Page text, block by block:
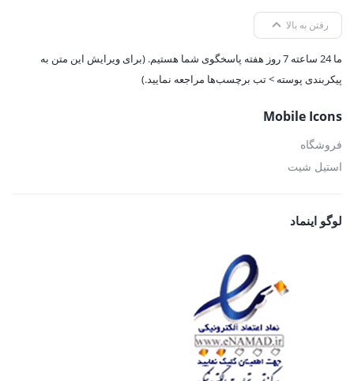
رفتن به بالا
ما 24 ساعته 7 روز هفته پاسخگوی شما هستیم. (برای ویرایش این متن به
پیکربندی پوسته > تب برچسب‌ها مراجعه نمایید.)
Mobile Icons
فروشگاه
استیل شیت
لوگو اینماد